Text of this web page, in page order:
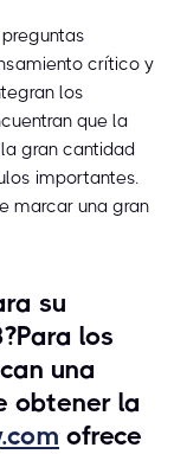
crítico y
los
que la
gran cantidad
importantes.
marcar una gran
su
los
una
obtener la
ofrece